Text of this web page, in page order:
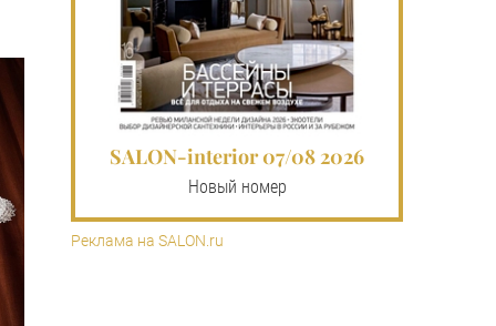
SALON-interior 07/08 2026
Новый номер
Реклама на SALON.ru